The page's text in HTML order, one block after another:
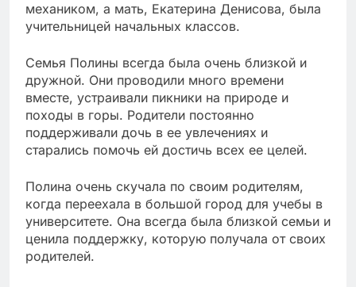
механиком, а мать, Екатерина Денисова, была
учительницей начальных классов.
Семья Полины всегда была очень близкой и
дружной. Они проводили много времени
вместе, устраивали пикники на природе и
походы в горы. Родители постоянно
поддерживали дочь в ее увлечениях и
старались помочь ей достичь всех ее целей.
Полина очень скучала по своим родителям,
когда переехала в большой город для учебы в
университете. Она всегда была близкой семьи и
ценила поддержку, которую получала от своих
родителей.